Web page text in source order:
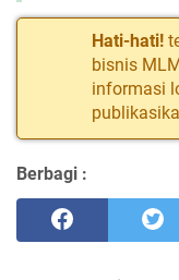
Hati-hati!
bisnis
informasi
Berbagi :